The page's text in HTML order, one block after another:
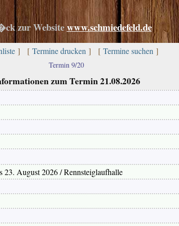
zur Websitewww.schmiedefeld.de
] [ Termine drucken] [ Termine suchen]
Termin 9/20
zum Termin 21.08.2026
23. August 2026 / Rennsteiglaufhalle